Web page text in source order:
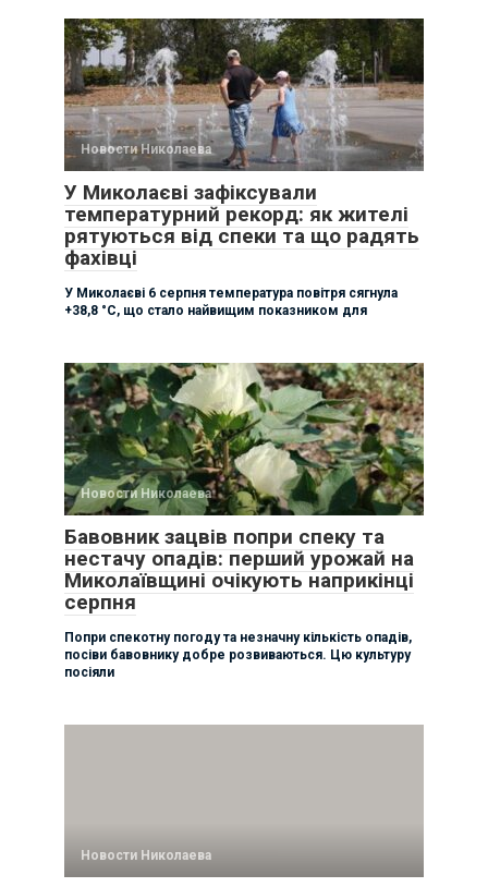
Новости Николаева
У Миколаєві зафіксували
температурний рекорд: як жителі
рятуються від спеки та що радять
фахівці
У Миколаєві 6 серпня температура повітря сягнула
+38,8 °C, що стало найвищим показником для
Новости Николаева
Бавовник зацвів попри спеку та
нестачу опадів: перший урожай на
Миколаївщині очікують наприкінці
серпня
Попри спекотну погоду та незначну кількість опадів,
посіви бавовнику добре розвиваються. Цю культуру
посіяли
Новости Николаева